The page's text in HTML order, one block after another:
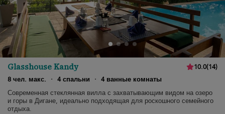
Glasshouse Kandy 10.0(14)
8 чел. макс.
· 4 спальни · 4 ванные комнаты
Современная стеклянная вилла с захватывающим видом на озеро
и горы в Дигане, идеально подходящая для роскошного семейного
отдыха.